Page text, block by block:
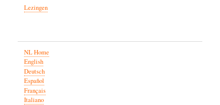
Lezingen
NL Home
English
Deutsch
Español
Français
Italiano